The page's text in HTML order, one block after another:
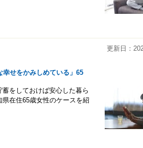
幸せをかみしめている」65
更新日：
をしておけば安心した暮ら
在住65歳女性のケースを紹